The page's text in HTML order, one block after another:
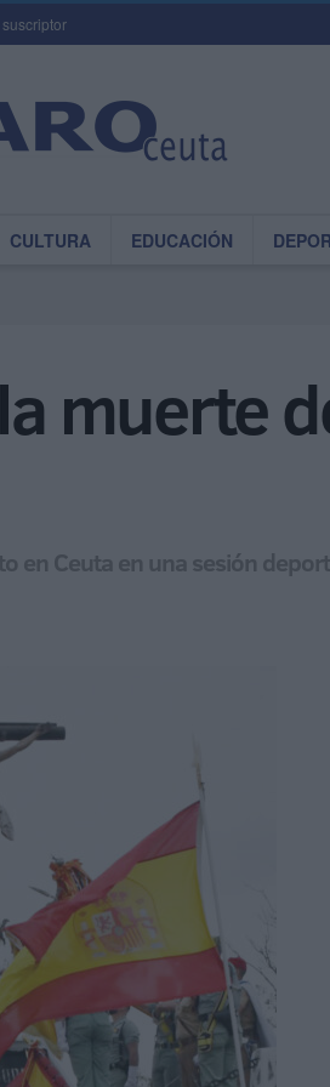
CULTURA EDUCACIÓN
muerte
en Ceuta en una sesión